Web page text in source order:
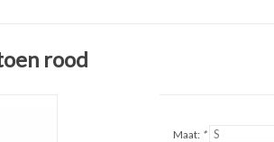
rood
Maat: *